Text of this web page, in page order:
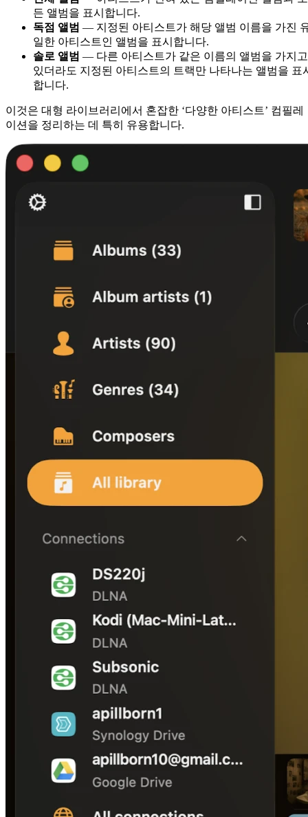
든 앨범을 표시합니다.
독점 앨범 — 지정된 아티스트가 해당 앨범 이름을 가진
일한 아티스트인 앨범을 표시합니다.
솔로 앨범 — 다른 아티스트가 같은 이름의 앨범을 가지고
있더라도 지정된 아티스트의 트랙만 나타나는 앨범을 표
합니다.
이것은 대형 라이브러리에서 혼잡한 ‘다양한 아티스트’ 컴필레
이션을 정리하는 데 특히 유용합니다.